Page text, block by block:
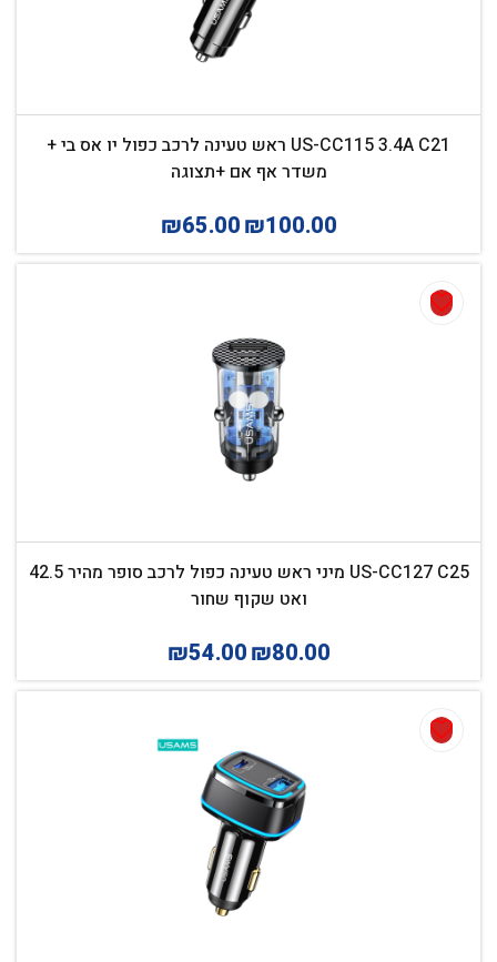
US-CC115 3.4A C21 ראש טעינה לרכב כפול יו אס בי +
משדר אף אם +תצוגה
₪100.00
₪65.00
US-CC127 C25 מיני ראש טעינה כפול לרכב סופר מהיר 42.5
ואט שקוף שחור
₪80.00
₪54.00